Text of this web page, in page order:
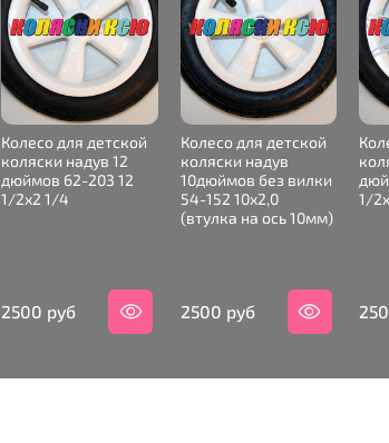
Колесо для детской
коляски надув 12
дюймов 62-203 12
1/2х2 1/4
2500 руб
Колесо для детской
коляски надув
10дюймов без вилки
54-152 10х2,0
(втулка на ось 10мм)
2500 руб
1/